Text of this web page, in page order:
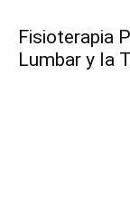
Fisioterapia
Lumbar y la